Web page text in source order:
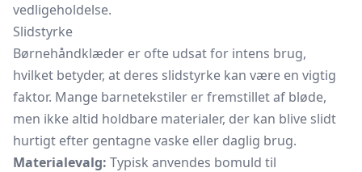
vedligeholdelse.
Slidstyrke
Børnehåndklæder er ofte udsat for intens brug,
hvilket betyder, at deres slidstyrke kan være en vigtig
faktor. Mange barnetekstiler er fremstillet af bløde,
men ikke altid holdbare materialer, der kan blive slidt
hurtigt efter gentagne vaske eller daglig brug.
Materialevalg: Typisk anvendes bomuld til